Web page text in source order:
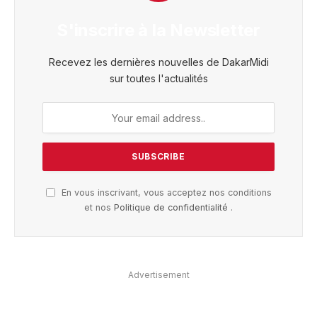
Recevez les dernières nouvelles de DakarMidi
sur toutes l'actualités
En vous inscrivant, vous acceptez nos conditions
et nos Politique de confidentialité .
Advertisement